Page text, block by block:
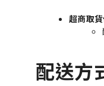
超商取
配送方